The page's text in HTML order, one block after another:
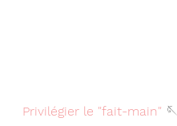
Privilégier le "fait-main" 🪡